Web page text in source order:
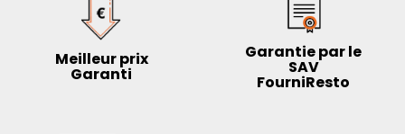
Meilleur prix
Garanti
Garantie par le
SAV
FourniResto